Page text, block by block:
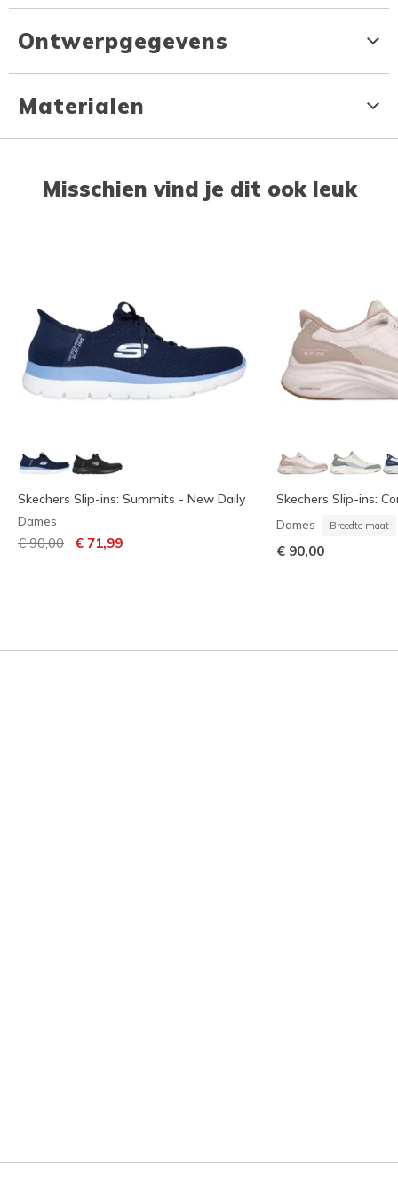
Ontwerpgegevens
Materialen
Misschien vind je dit ook leuk
Skechers Slip-ins: Summits - New Daily
Dames
Prijs verlaagd van
€ 90,00 naar
€ 71,99
Skechers Slip-ins:
Dames Breedte maat
€ 90,00